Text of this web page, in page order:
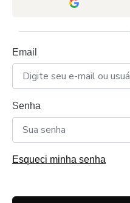
Email
Senha
Esqueci minha senha